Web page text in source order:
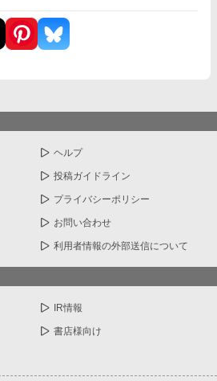
ヘルプ
投稿ガイドライン
プライバシーポリシー
お問い合わせ
利用者情報の外部送信について
IR情報
書店様向け